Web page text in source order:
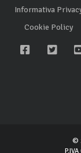
Informativa
Cookie Policy
©